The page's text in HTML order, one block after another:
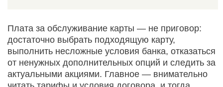
Плата за обслуживание карты — не приговор:
достаточно выбрать подходящую карту,
выполнить несложные условия банка, отказаться
от ненужных дополнительных опций и следить за
актуальными акциями. Главное — внимательно